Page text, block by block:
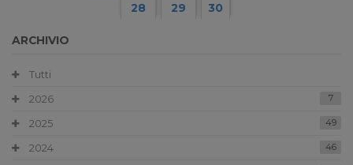
28
29 30
ARCHIVIO
Tutti
2026
7
2025 49
2024 46